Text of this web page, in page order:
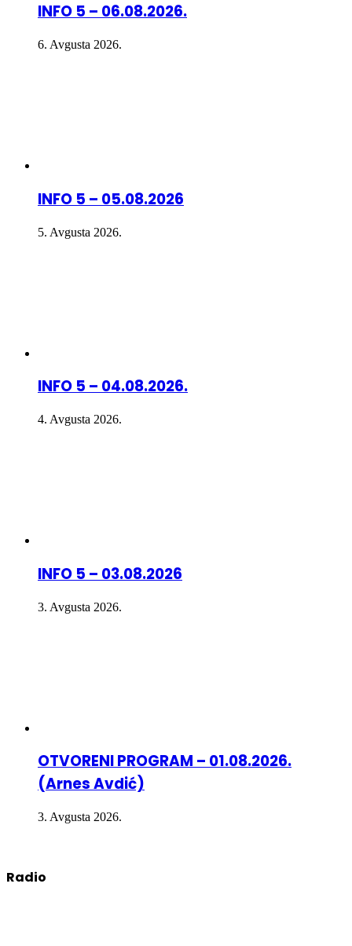
INFO 5 – 06.08.2026.
6. Avgusta 2026.
INFO 5 – 05.08.2026
5. Avgusta 2026.
INFO 5 – 04.08.2026.
4. Avgusta 2026.
INFO 5 – 03.08.2026
3. Avgusta 2026.
OTVORENI PROGRAM – 01.08.2026.
(Arnes Avdić)
3. Avgusta 2026.
Radio